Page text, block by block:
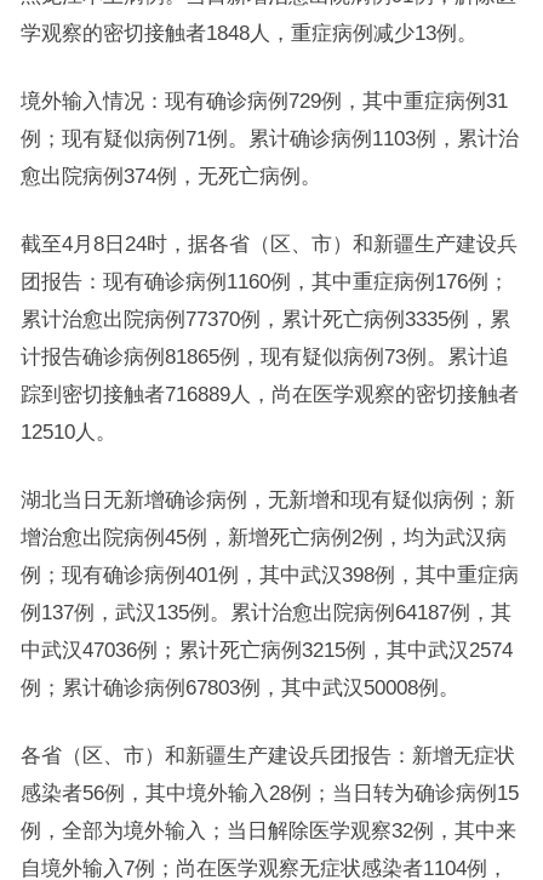
学观察的密切接触者1848人，重症病例减少13例。
境外输入情况：现有确诊病例729例，其中重症病例31
例；现有疑似病例71例。累计确诊病例1103例，累计治
愈出院病例374例，无死亡病例。
截至4月8日24时，据各省（区、市）和新疆生产建设兵
团报告：现有确诊病例1160例，其中重症病例176例；
累计治愈出院病例77370例，累计死亡病例3335例，累
计报告确诊病例81865例，现有疑似病例73例。累计追
踪到密切接触者716889人，尚在医学观察的密切接触者
12510人。
湖北当日无新增确诊病例，无新增和现有疑似病例；新
增治愈出院病例45例，新增死亡病例2例，均为武汉病
例；现有确诊病例401例，其中武汉398例，其中重症病
例137例，武汉135例。累计治愈出院病例64187例，其
中武汉47036例；累计死亡病例3215例，其中武汉2574
例；累计确诊病例67803例，其中武汉50008例。
各省（区、市）和新疆生产建设兵团报告：新增无症状
感染者56例，其中境外输入28例；当日转为确诊病例15
例，全部为境外输入；当日解除医学观察32例，其中来
自境外输入7例；尚在医学观察无症状感染者1104例，